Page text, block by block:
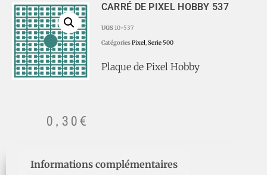
0,30€
CARRÉ DE PIXEL HOBBY 537
UGS10-537
CatégoriesPixel,Serie 500
Plaque de Pixel Hobby
Informations complémentaires